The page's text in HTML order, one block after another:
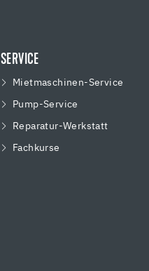
SERVICE
Mietmaschinen-Service
Pump-Service
Reparatur-Werkstatt
Fachkurse